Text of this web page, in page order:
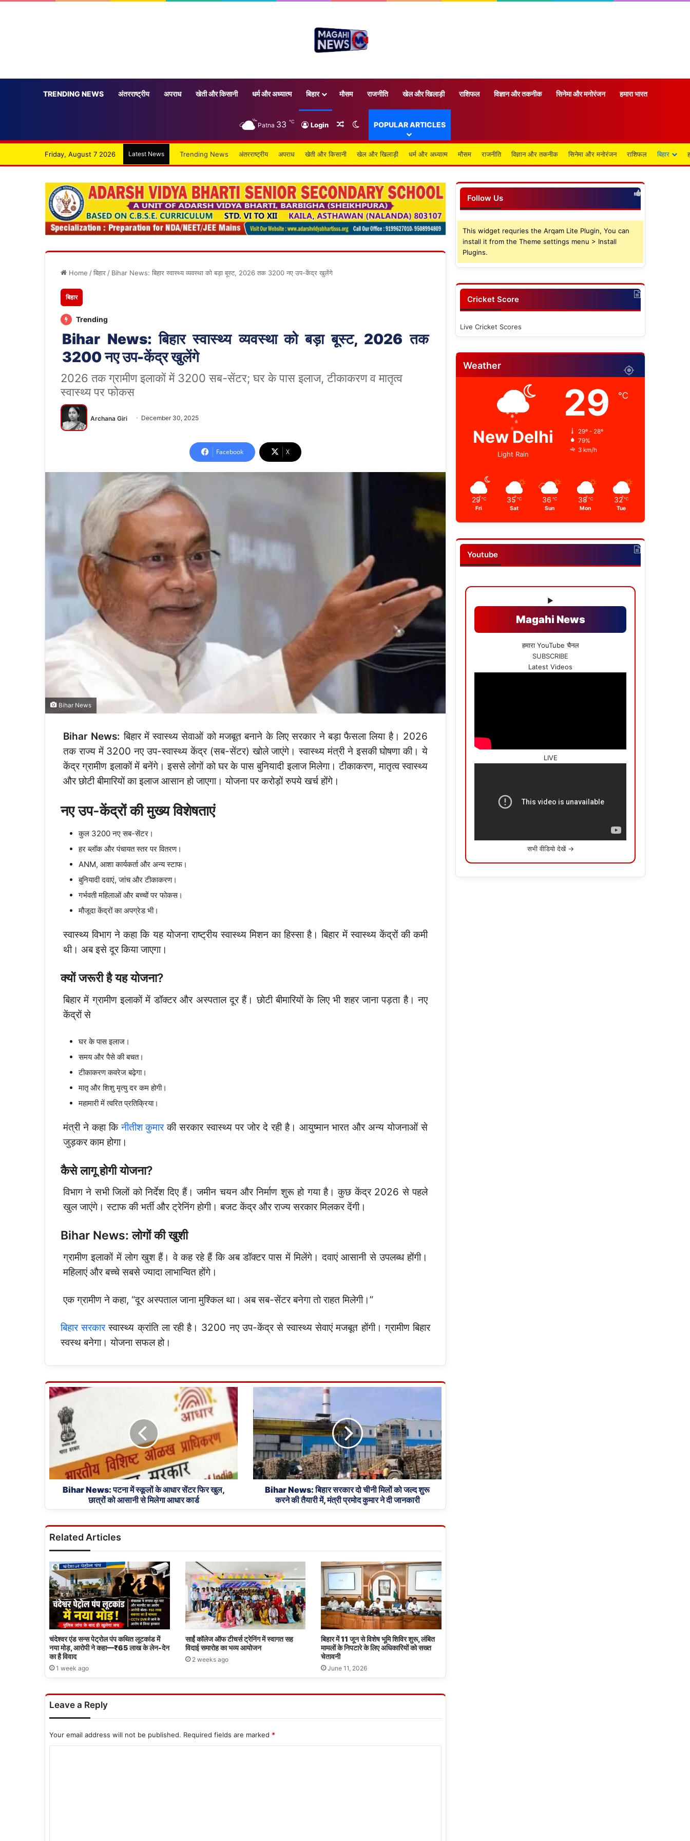
TRENDING NEWS अंतरराष्ट्रीय अपराध खेती और किसानी धर्म और अध्यात्म बिहार मौसम राजनीति खेल और खिलाड़ी राशिफल विज्ञान और तकनीक सिनेमा और मनोरंजन हमारा भारत
Patna 33 ℃ Login Random Article
Switch skin
POPULAR ARTICLES
Friday, August 7 2026 Latest News Trending News अंतरराष्ट्रीय अपराध खेती और किसानी खेल और खिलाड़ी धर्म और अध्यात्म मौसम राजनीति विज्ञान और तकनीक सिनेमा और मनोरंजन राशिफल बिहार
Home /बिहार / Bihar News: बिहार स्वास्थ्य व्यवस्था को बड़ा बूस्ट, 2026 तक 3200 नए उप-केंद्र खुलेंगे
बिहार
Trending
Bihar News: बिहार स्वास्थ्य व्यवस्था को बड़ा बूस्ट, 2026 तक
3200 नए उप-केंद्र खुलेंगे
2026 तक ग्रामीण इलाकों में 3200 सब-सेंटर; घर के पास इलाज, टीकाकरण व मातृत्व
स्वास्थ्य पर फोकस
Archana Giri December 30, 2025
Facebook X
Bihar News
Bihar News: बिहार में स्वास्थ्य सेवाओं को मजबूत बनाने के लिए सरकार ने बड़ा फैसला लिया है। 2026
तक राज्य में 3200 नए उप-स्वास्थ्य केंद्र (सब-सेंटर) खोले जाएंगे। स्वास्थ्य मंत्री ने इसकी घोषणा की। ये
केंद्र ग्रामीण इलाकों में बनेंगे। इससे लोगों को घर के पास बुनियादी इलाज मिलेगा। टीकाकरण, मातृत्व स्वास्थ्य
और छोटी बीमारियों का इलाज आसान हो जाएगा। योजना पर करोड़ों रुपये खर्च होंगे।
नए उप-केंद्रों की मुख्य विशेषताएं
कुल 3200 नए सब-सेंटर।
हर ब्लॉक और पंचायत स्तर पर वितरण।
ANM, आशा कार्यकर्ता और अन्य स्टाफ।
बुनियादी दवाएं, जांच और टीकाकरण।
गर्भवती महिलाओं और बच्चों पर फोकस।
मौजूदा केंद्रों का अपग्रेड भी।
स्वास्थ्य विभाग ने कहा कि यह योजना राष्ट्रीय स्वास्थ्य मिशन का हिस्सा है। बिहार में स्वास्थ्य केंद्रों की कमी
थी। अब इसे दूर किया जाएगा।
क्यों जरूरी है यह योजना?
बिहार में ग्रामीण इलाकों में डॉक्टर और अस्पताल दूर हैं। छोटी बीमारियों के लिए भी शहर जाना पड़ता है। नए
केंद्रों से
घर के पास इलाज।
समय और पैसे की बचत।
टीकाकरण कवरेज बढ़ेगा।
मातृ और शिशु मृत्यु दर कम होगी।
महामारी में त्वरित प्रतिक्रिया।
मंत्री ने कहा किनीतीश कुमारकी सरकार स्वास्थ्य पर जोर दे रही है। आयुष्मान भारत और अन्य योजनाओं से
जुड़कर काम होगा।
कैसे लागू होगी योजना?
विभाग ने सभी जिलों को निर्देश दिए हैं। जमीन चयन और निर्माण शुरू हो गया है। कुछ केंद्र 2026 से पहले
खुल जाएंगे। स्टाफ की भर्ती और ट्रेनिंग होगी। बजट केंद्र और राज्य सरकार मिलकर देंगी।
Bihar News: लोगों की खुशी
ग्रामीण इलाकों में लोग खुश हैं। वे कह रहे हैं कि अब डॉक्टर पास में मिलेंगे। दवाएं आसानी से उपलब्ध होंगी।
महिलाएं और बच्चे सबसे ज्यादा लाभान्वित होंगे।
एक ग्रामीण ने कहा, “दूर अस्पताल जाना मुश्किल था। अब सब-सेंटर बनेगा तो राहत मिलेगी।”
बिहार सरकारस्वास्थ्य क्रांति ला रही है। 3200 नए उप-केंद्र से स्वास्थ्य सेवाएं मजबूत होंगी। ग्रामीण बिहार
स्वस्थ बनेगा। योजना सफल हो।
Bihar
News:
पटना
स्कूलों
आधार
सेंटर
फिर
को
मिलेगा
आधार
कार्ड
Bihar News: पटना में स्कूलों के आधार सेंटर फिर खुल,
छात्रों को आसानी से मिलेगा आधार कार्ड
News:
बिहार
सरकार
दो
चीनी
मिलों
को
जल्द
की
प्रमोद
कुमार
ने
दी
जानकारी
Bihar News: बिहार सरकार दो चीनी मिलों को जल्द शुरू
करने की तैयारी में, मंत्री प्रमोद कुमार ने दी जानकारी
Related Articles
चंदेश्वर एंड सन्स पेट्रोल पंप कथित लूटकांड में
नया मोड़, आरोपी ने कहा—₹65 लाख के लेन-देन
का है विवाद
1 week ago
साईं कॉलेज ऑफ टीचर्स ट्रेनिंग में स्वागत सह
विदाई समारोह का भव्य आयोजन
2 weeks ago
बिहार में 11 जून से विशेष भूमि शिविर शुरू, लंबित
मामलों के निपटारे के लिए अधिकारियों को सख्त
चेतावनी
June 11, 2026
Leave a Reply
Your email address will not be published. Required fields are marked *
Follow Us
This widget requries the Arqam Lite Plugin, You can
install it from the Theme settings menu > Install
Plugins.
Cricket Score
Live Cricket Scores
Weather
New Delhi
Light Rain
29 ℃
29º - 28º
79%
3 km/h
29 ℃
Fri
35 ℃
Sat
36 ℃
Sun
38 ℃
Mon
32 ℃
Tue
Youtube
▶
Magahi News
हमारा YouTube चैनल
SUBSCRIBE
Latest Videos
LIVE
सभी वीडियो देखें →